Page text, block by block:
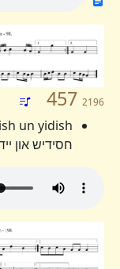
457 2196
חסידיש און יידיש